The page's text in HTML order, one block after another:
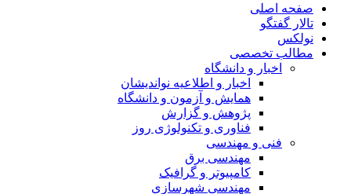
صفحه اصلی
تالار گفتگو
نولکس
مطالب تخصصی
اخبار و دانشگاه
اخبار و اطلاعیه نواندیشان
همایش و آزمون و دانشگاه
پژوهش و گزارش
فناوری و تکنولوژی روز
فنی و مهندسی
مهندسی برق
کامپیوتر و گرافیک
مهندسی شهرسازی